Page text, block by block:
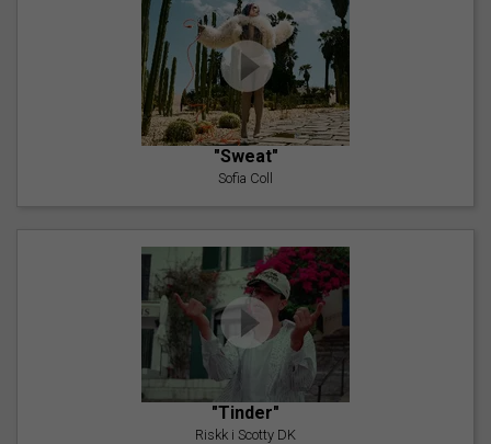
"Sweat"
Sofia Coll
"Tinder"
Riskk i Scotty DK